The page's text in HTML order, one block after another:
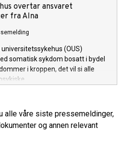
overtar ansvaret
fra Alna
(OUS)
somatisk sykdom bosatt i bydel
i kroppen, det vil si alle
alle våre siste pressemeldinger,
og annen relevant